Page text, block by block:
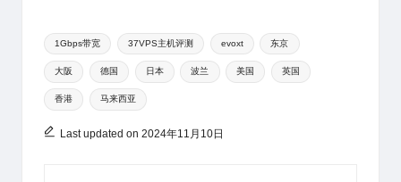
h
at
W
ei
b
o
b
a
n
s
A
p
e
b
o
k
a
d
s
e
Tags:
1Gbps带宽 37VPS主机评测 evoxt 东京
大阪 德国 日本 波兰 美国 英国
香港 马来西亚
Last updated on 2024年11月10日